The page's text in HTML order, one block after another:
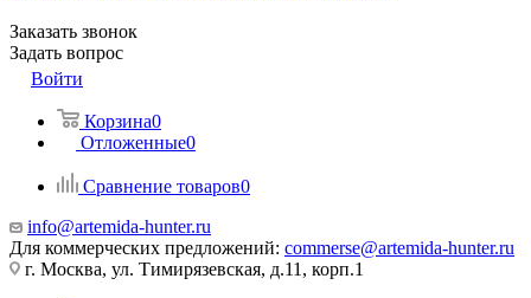
Заказать звонок
Задать вопрос
Войти
Корзина0
Отложенные0
Сравнение товаров0
info@artemida-hunter.ru
Для коммерческих предложений: commerse@artemida-hunter.ru
г. Москва, ул. Тимирязевская, д.11, корп.1